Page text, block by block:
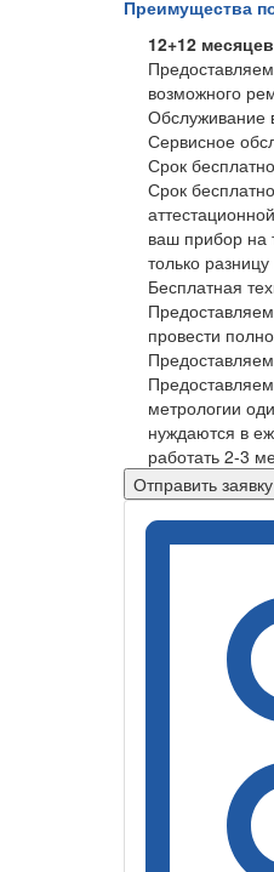
Преимущества
12+12 месяцев
Предоставляем
возможного
Обслуживание
Сервисное
Срок
Срок
ваш прибор на
только
Бесплатная
провести
метрологии
нуждаются в
работать 2-3
Отправить